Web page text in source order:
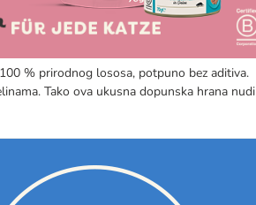
% prirodnog lososa, potpuno bez aditiva.
Tako ova ukusna dopunska hrana nudi